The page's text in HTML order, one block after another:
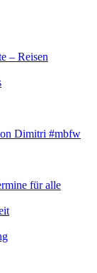
– Reisen
Dimitri #mbfw
für alle